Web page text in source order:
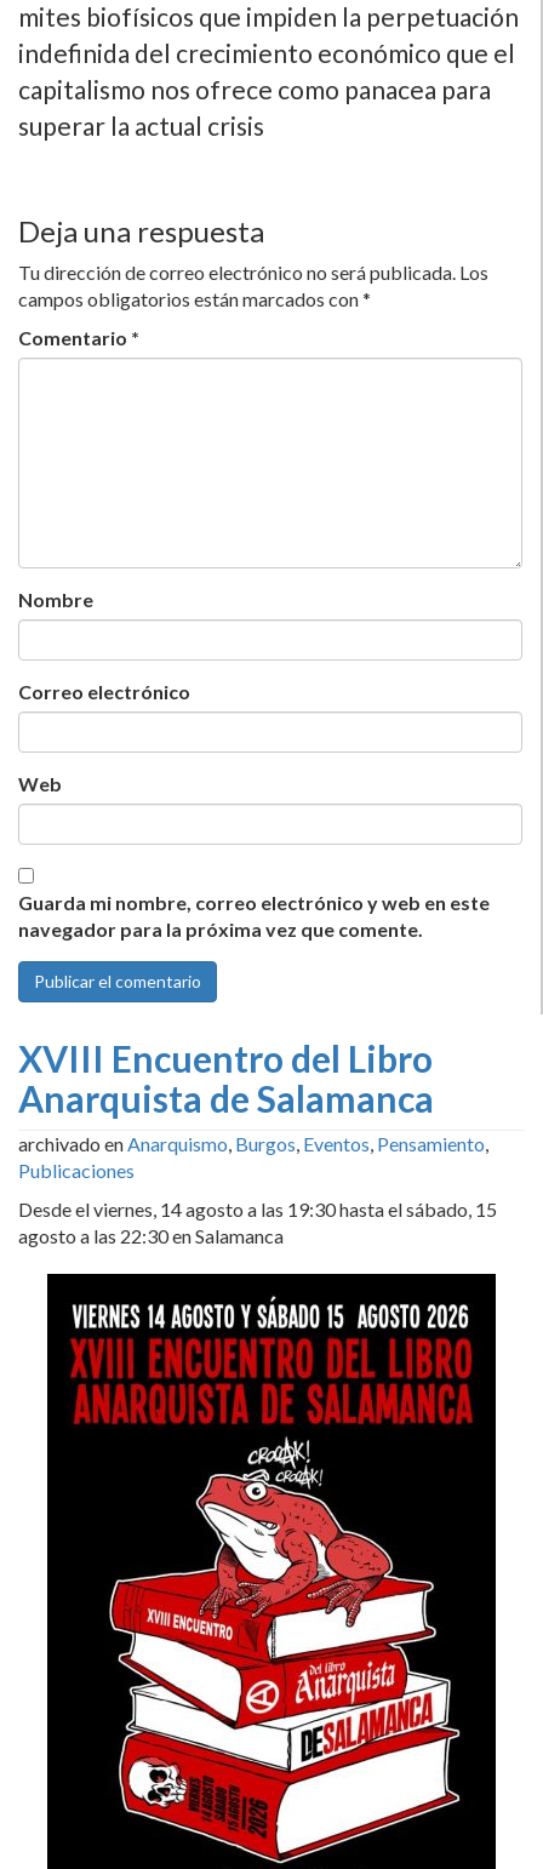
mites biofí­sicos que impiden la perpetuación
indefinida del crecimiento económico que el
capitalismo nos ofrece como panacea para
superar la actual crisis
Deja una respuesta
Tu dirección de correo electrónico no será publicada. Los
campos obligatorios están marcados con*
Comentario *
Nombre
Correo electrónico
Web
Guarda mi nombre, correo electrónico y web en este
navegador para la próxima vez que comente.
XVIII Encuentro del Libro
Anarquista de Salamanca
archivado enAnarquismo, Burgos, Eventos, Pensamiento,
Publicaciones
Desde el viernes, 14 agosto a las 19:30 hasta el sábado, 15
agosto a las 22:30 en Salamanca